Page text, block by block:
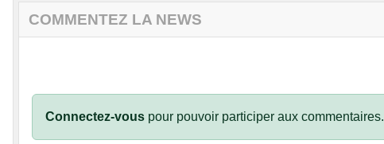
COMMENTEZ LA NEWS
Connectez-vous pour pouvoir participer aux commentaires.